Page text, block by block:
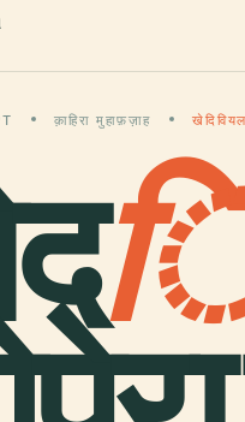
क़ाहिरा मुहाफ़ज़ाह